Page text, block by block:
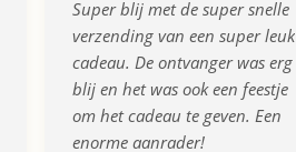
Super blij met de super snelle
verzending van een super leuk
cadeau. De ontvanger was erg
blij en het was ook een feestje
om het cadeau te geven. Een
enorme aanrader!